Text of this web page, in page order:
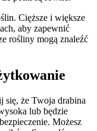
Cięższe i większe
aby zapewnić
rośliny mogą znaleźć
się, że Twoja drabina
lub będzie
Możesz